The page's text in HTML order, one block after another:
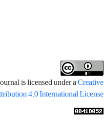
is licensed under aCreative
4.0 International License